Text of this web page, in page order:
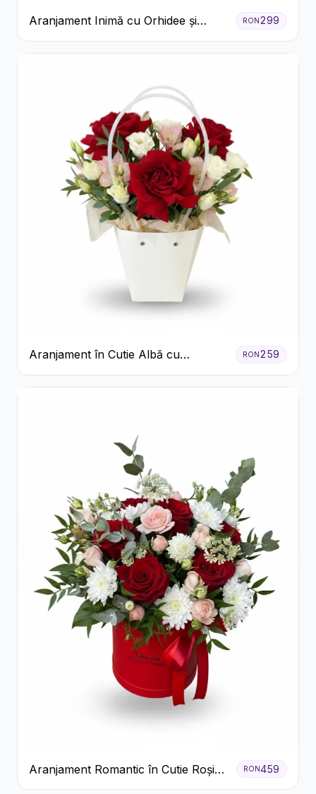
Aranjament Inimă cu Orhidee și
Floarea Miresei
RON299
Aranjament în Cutie Albă cu
Trandafiri Roșii și Lisianthus
RON259
Aranjament Romantic în Cutie Roșie
cu Trandafiri și Crizanteme
RON459